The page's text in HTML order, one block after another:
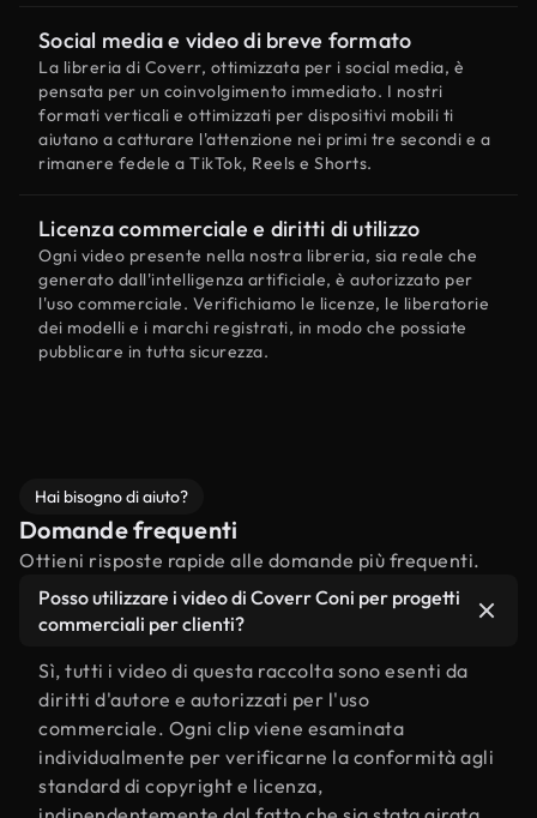
Social media e video di breve formato
La libreria di Coverr, ottimizzata per i social media, è
pensata per un coinvolgimento immediato. I nostri
formati verticali e ottimizzati per dispositivi mobili ti
aiutano a catturare l'attenzione nei primi tre secondi e a
rimanere fedele a TikTok, Reels e Shorts.
Licenza commerciale e diritti di utilizzo
Ogni video presente nella nostra libreria, sia reale che
generato dall'intelligenza artificiale, è autorizzato per
l'uso commerciale. Verifichiamo le licenze, le liberatorie
dei modelli e i marchi registrati, in modo che possiate
pubblicare in tutta sicurezza.
Hai bisogno di aiuto?
Domande frequenti
Ottieni risposte rapide alle domande più frequenti.
Posso utilizzare i video di Coverr Coni per progetti
commerciali per clienti?
Sì, tutti i video di questa raccolta sono esenti da
diritti d'autore e autorizzati per l'uso
commerciale. Ogni clip viene esaminata
individualmente per verificarne la conformità agli
standard di copyright e licenza,